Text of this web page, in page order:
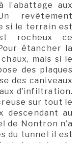
l’abattage aux
revêtement
si le terrain est
rocheux ce
étancher la
mais si le
des plaques
des caniveaux
d’infiltration.
sur tout le
descendant au
de Nontron n’a
du tunnel il est